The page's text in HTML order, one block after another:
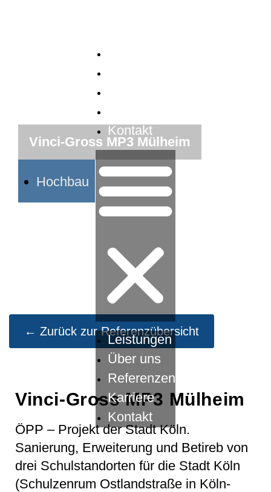
Kontakt
Leistungen
Über uns
Referenzen
Karriere
Kontakt
Vinci-Gross MP3 Mülheim
Hochbau
← Zurück zur Referenzübersicht
Vinci-Gross MP3 Mülheim
ÖPP – Projekt der Stadt Köln.
Sanierung, Erweiterung und Betireb von
drei Schulstandorten für die Stadt Köln
(Schulzenrum Ostlandstraße in Köln-